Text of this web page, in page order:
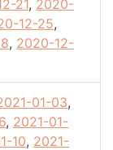
21, 2020-
12-25,
, 2020-12-
01-03,
, 2021-01-
10, 2021-